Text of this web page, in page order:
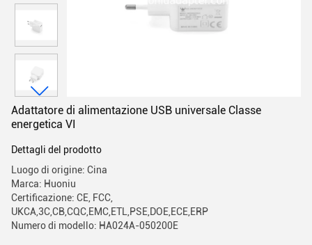
Adattatore di alimentazione USB universale Classe
energetica VI
Dettagli del prodotto
Luogo di origine: Cina
Marca: Huoniu
Certificazione: CE, FCC,
UKCA,3C,CB,CQC,EMC,ETL,PSE,DOE,ECE,ERP
Numero di modello: HA024A-050200E